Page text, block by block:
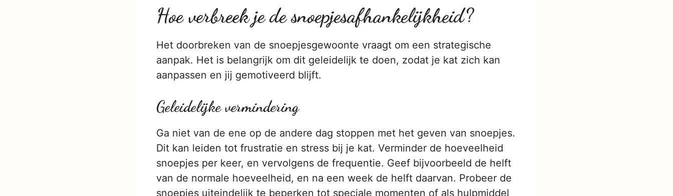
Hoe verbreek je de snoepjesafhankelijkheid?
Het doorbreken van de snoepjesgewoonte vraagt om een strategische
aanpak. Het is belangrijk om dit geleidelijk te doen, zodat je kat zich kan
aanpassen en jij gemotiveerd blijft.
Geleidelijke vermindering
Ga niet van de ene op de andere dag stoppen met het geven van snoepjes.
Dit kan leiden tot frustratie en stress bij je kat. Verminder de hoeveelheid
snoepjes per keer, en vervolgens de frequentie. Geef bijvoorbeeld de helft
van de normale hoeveelheid, en na een week de helft daarvan. Probeer de
snoepjes uiteindelijk te beperken tot speciale momenten of als hulpmiddel